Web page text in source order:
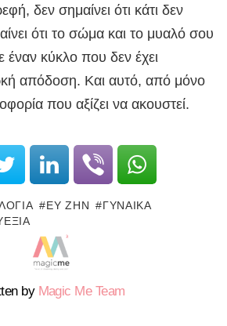
δεν σημαίνει ότι κάτι δεν
ότι το σώμα και το μυαλό σου
έναν κύκλο που δεν έχει
απόδοση. Και αυτό, από μόνο
που αξίζει να ακουστεί.
ΕΥ ΖΗΝ
ΓΥΝΑΊΚΑ
by Magic Me Team